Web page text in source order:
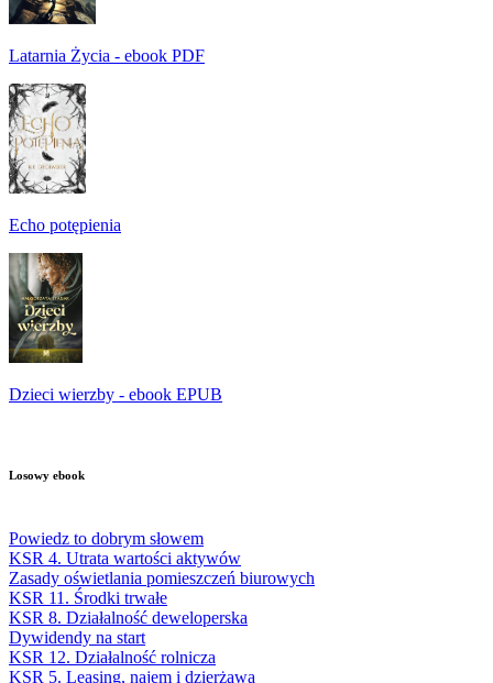
Latarnia Życia - ebook PDF
Echo potępienia
Dzieci wierzby - ebook EPUB
Losowy ebook
Powiedz to dobrym słowem
KSR 4. Utrata wartości aktywów
Zasady oświetlania pomieszczeń biurowych
KSR 11. Środki trwałe
KSR 8. Działalność deweloperska
Dywidendy na start
KSR 12. Działalność rolnicza
KSR 5. Leasing, najem i dzierżawa